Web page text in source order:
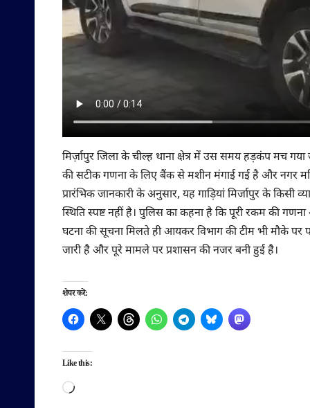
मिर्ज़ापुर जिला के चील्ह थाना क्षेत्र में उस समय हड़कंप मच
की सटीक गणना के लिए बैंक से मशीन मंगाई गई है और नगर
प्रारंभिक जानकारी के अनुसार, यह गाड़ियां मिर्जापुर के किसी
स्थिति स्पष्ट नहीं है। पुलिस का कहना है कि पूरी रकम की
घटना की सूचना मिलते ही आयकर विभाग की टीम भी मौके
जारी है और पूरे मामले पर प्रशासन की नजर बनी हुई है।
शेयर करें:
Like this:
Loading…